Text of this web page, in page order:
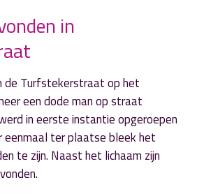
gezocht voor
bereikbaarheid en
in
de Turfstekerstraat op het
een dode man op straat
in eerste instantie opgeroepen
eenmaal ter plaatse bleek het
te zijn. Naast het lichaam zijn